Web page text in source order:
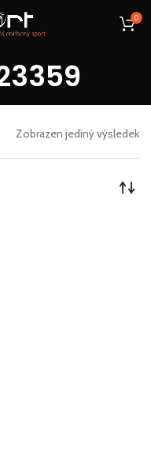
0
Zobrazen jediný výsledek